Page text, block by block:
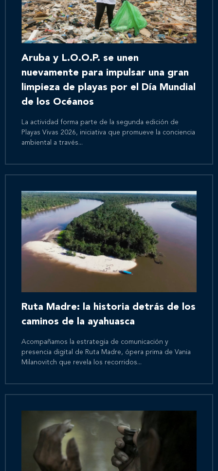
Aruba y L.O.O.P. se unen
nuevamente para impulsar una gran
limpieza de playas por el Día Mundial
de los Océanos
La actividad forma parte de la segunda edición de
Playas Vivas 2026, iniciativa que promueve la conciencia
ambiental a través...
Ruta Madre: la historia detrás de los
caminos de la ayahuasca
Acompañamos la estrategia de comunicación y
presencia digital de Ruta Madre, ópera prima de Vania
Milanovitch que revela los recorridos...